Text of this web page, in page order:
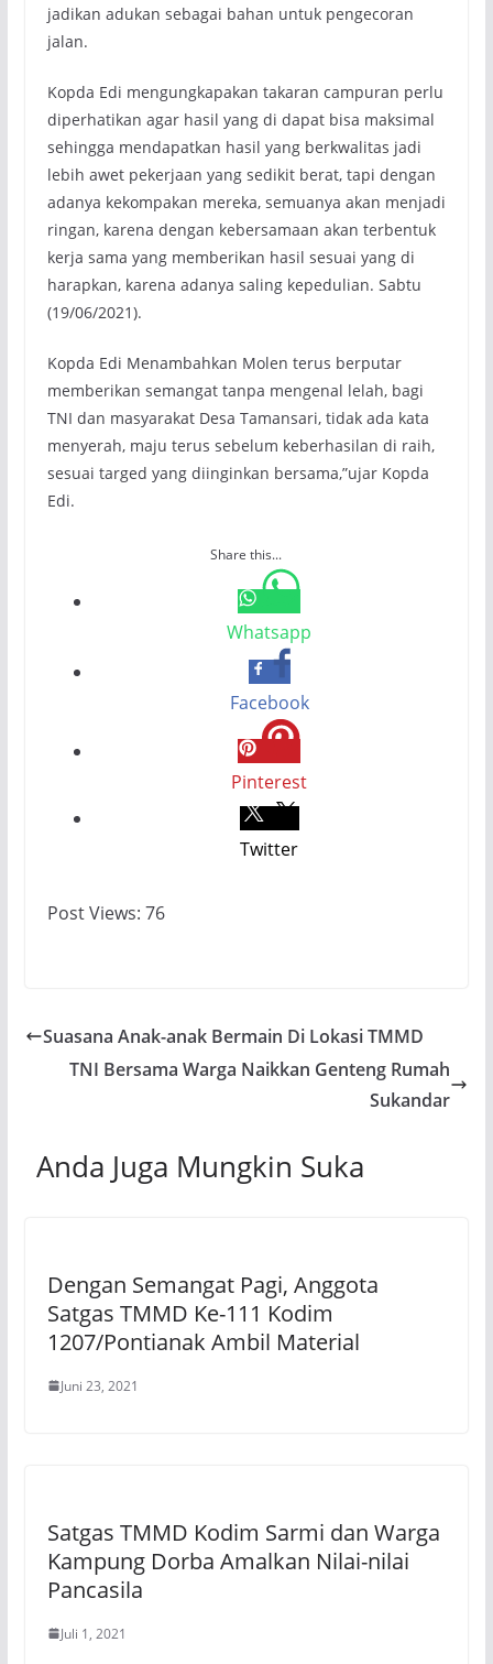
jadikan adukan sebagai bahan untuk pengecoran
jalan.
Kopda Edi mengungkapakan takaran campuran perlu
diperhatikan agar hasil yang di dapat bisa maksimal
sehingga mendapatkan hasil yang berkwalitas jadi
lebih awet pekerjaan yang sedikit berat, tapi dengan
adanya kekompakan mereka, semuanya akan menjadi
ringan, karena dengan kebersamaan akan terbentuk
kerja sama yang memberikan hasil sesuai yang di
harapkan, karena adanya saling kepedulian. Sabtu
(19/06/2021).
Kopda Edi Menambahkan Molen terus berputar
memberikan semangat tanpa mengenal lelah, bagi
TNI dan masyarakat Desa Tamansari, tidak ada kata
menyerah, maju terus sebelum keberhasilan di raih,
sesuai targed yang diinginkan bersama,”ujar Kopda
Edi.
Share this...
Whatsapp
Facebook
Pinterest
Twitter
Post Views: 76
Suasana Anak-anak Bermain Di Lokasi TMMD
TNI Bersama Warga Naikkan Genteng Rumah
Sukandar
Anda Juga Mungkin Suka
Dengan Semangat Pagi, Anggota
Satgas TMMD Ke-111 Kodim
1207/Pontianak Ambil Material
Juni 23, 2021
Satgas TMMD Kodim Sarmi dan Warga
Kampung Dorba Amalkan Nilai-nilai
Pancasila
Juli 1, 2021